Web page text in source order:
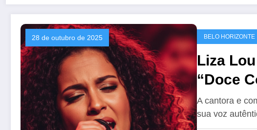
28 de outubro de 2025 BELO HORIZONTE
Liza
“Doce
Outono
A cantora e
sua voz